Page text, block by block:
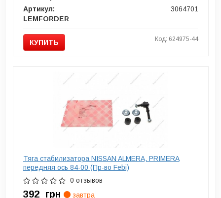
Артикул:
3064701
LEMFORDER
КУПИТЬ Код: 624975-44
Тяга стабилизатора NISSAN ALMERA, PRIMERA
передняя ось 84-00 (Пр-во Febi)
0 отзывов
392 грн
завтра